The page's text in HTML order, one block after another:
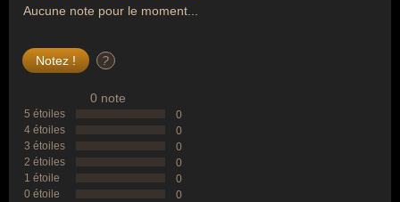
Aucune note pour le moment...
?
0 note
5 étoiles
0
4 étoiles
0
3 étoiles
0
2 étoiles
0
1 étoile
0
0 étoile
0